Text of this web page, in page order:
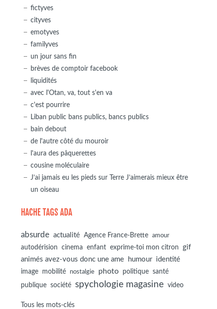
fictyves
cityves
emotyves
familyves
un jour sans fin
brèves de comptoir facebook
liquidités
avec l'Otan, va, tout s'en va
c'est pourrire
Liban public bans publics, bancs publics
bain debout
de l'autre côté du mouroir
l'aura des pâquerettes
cousine moléculaire
J’ai jamais eu les pieds sur Terre J’aimerais mieux être
un oiseau
HACHE TAGS ADA
absurde actualité Agence France-Brette amour
autodérision cinema enfant exprime-toi mon citron
gif
animés avez-vous donc une ame
humour identité
image mobilité nostalgie photo politique
santé
publique
société spychologie magasine video
Tous les mots-clés